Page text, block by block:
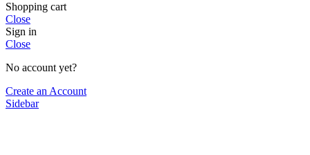
Shopping cart
Close
Sign in
Close
No account yet?
Create an Account
Sidebar